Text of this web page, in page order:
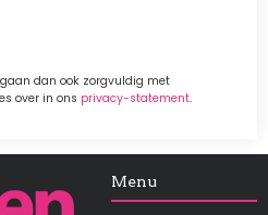
dan ook zorgvuldig met
over in ons privacy-statement.
Menu